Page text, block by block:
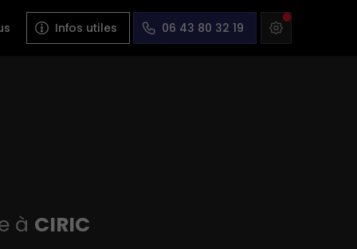
Infos utiles 06 43 80 32 19
à CIRIC